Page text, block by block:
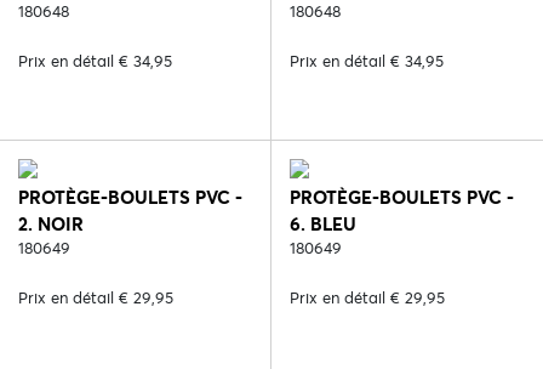
180648
Prix en détail € 34,95
180648
Prix en détail € 34,95
PROTÈGE-BOULETS PVC -
2. NOIR
180649
Prix en détail € 29,95
PROTÈGE-BOULETS PVC -
6. BLEU
180649
Prix en détail € 29,95